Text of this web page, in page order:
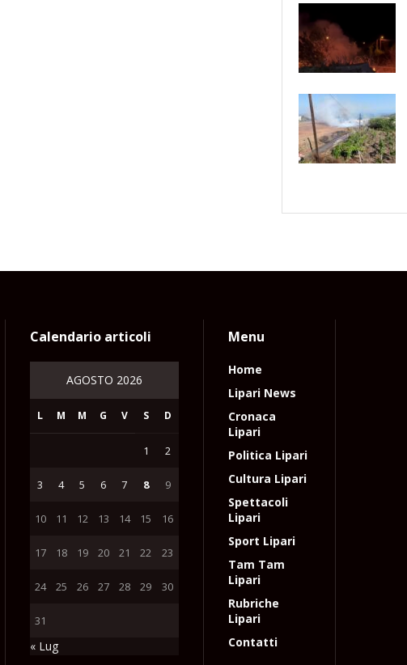
Calendario articoli
AGOSTO 2026
L M M G V S D
1 2
3 4 5 6 7 8 9
10 11 12 13 14 15 16
17 18 19 20 21 22 23
24 25 26 27 28 29 30
31
« Lug
Menu
Home
Lipari News
Cronaca
Lipari
Politica Lipari
Cultura Lipari
Spettacoli
Lipari
Sport Lipari
Tam Tam
Lipari
Rubriche
Lipari
Contatti